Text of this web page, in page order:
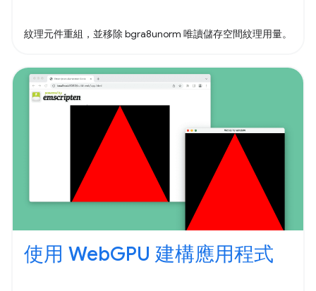
紋理元件重組，並移除 bgra8unorm 唯讀儲存空間紋理用量。
使用 WebGPU 建構應用程式